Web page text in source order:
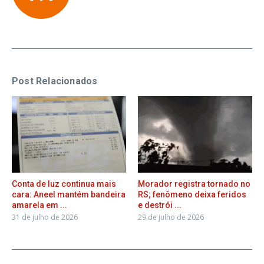
Post Relacionados
Conta de luz continua mais
cara: Aneel mantém bandeira
amarela em ...
31 de julho de 2026
Morador registra tornado no
RS; fenômeno deixa feridos
e destrói ...
29 de julho de 2026